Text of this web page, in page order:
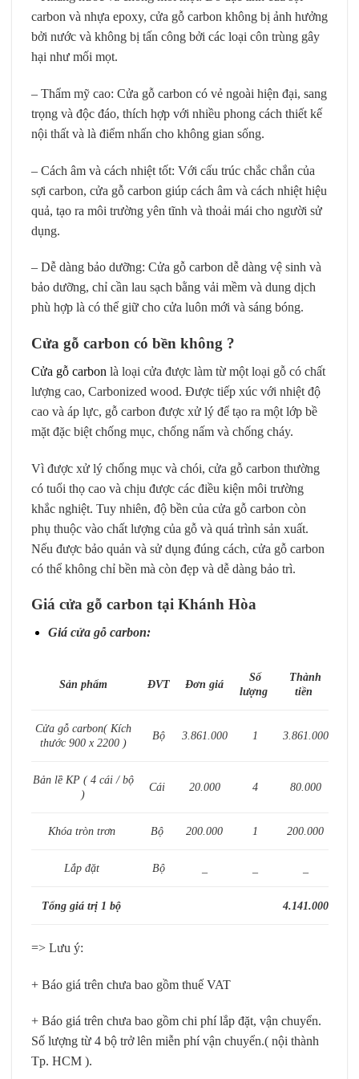
carbon và nhựa epoxy, cửa gỗ carbon không bị ảnh hưởng
bởi nước và không bị tấn công bởi các loại côn trùng gây
hại như mối mọt.
– Thẩm mỹ cao: Cửa gỗ carbon có vẻ ngoài hiện đại, sang
trọng và độc đáo, thích hợp với nhiều phong cách thiết kế
nội thất và là điểm nhấn cho không gian sống.
– Cách âm và cách nhiệt tốt: Với cấu trúc chắc chắn của
sợi carbon, cửa gỗ carbon giúp cách âm và cách nhiệt hiệu
quả, tạo ra môi trường yên tĩnh và thoải mái cho người sử
dụng.
– Dễ dàng bảo dưỡng: Cửa gỗ carbon dễ dàng vệ sinh và
bảo dưỡng, chỉ cần lau sạch bằng vải mềm và dung dịch
phù hợp là có thể giữ cho cửa luôn mới và sáng bóng.
Cửa gỗ carbon có bền không ?
Cửa gỗ carbon là loại cửa được làm từ một loại gỗ có chất
lượng cao, Carbonized wood. Được tiếp xúc với nhiệt độ
cao và áp lực, gỗ carbon được xử lý để tạo ra một lớp bề
mặt đặc biệt chống mục, chống nấm và chống cháy.
Vì được xử lý chống mục và chói, cửa gỗ carbon thường
có tuổi thọ cao và chịu được các điều kiện môi trường
khắc nghiệt. Tuy nhiên, độ bền của cửa gỗ carbon còn
phụ thuộc vào chất lượng của gỗ và quá trình sản xuất.
Nếu được bảo quản và sử dụng đúng cách, cửa gỗ carbon
có thể không chỉ bền mà còn đẹp và dễ dàng bảo trì.
Giá cửa gỗ carbon tại Khánh Hòa
Giá cửa gỗ carbon:
Sản phẩm ĐVT Đơn giá
Số
lượng
Thành
tiền
Cửa gỗ carbon( Kích
thước 900 x 2200 )
Bộ 3.861.000 1 3.861.000
Bản lề KP ( 4 cái / bộ
)
Cái 20.000 4 80.000
Khóa tròn trơn Bộ 200.000 1 200.000
Lắp đặt Bộ
Tổng giá trị 1 bộ 4.141.000
=> Lưu ý:
+ Báo giá trên chưa bao gồm thuế VAT
+ Báo giá trên chưa bao gồm chi phí lắp đặt, vận chuyển.
Số lượng từ 4 bộ trở lên miễn phí vận chuyển.( nội thành
Tp. HCM ).